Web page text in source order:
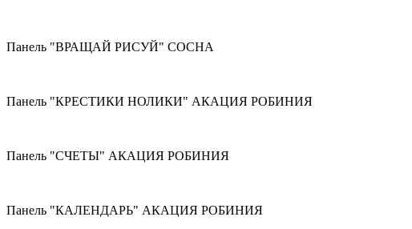
Панель "ВРАЩАЙ РИСУЙ" СОСНА
Панель "КРЕСТИКИ НОЛИКИ" АКАЦИЯ РОБИНИЯ
Панель "СЧЕТЫ" АКАЦИЯ РОБИНИЯ
Панель "КАЛЕНДАРЬ" АКАЦИЯ РОБИНИЯ